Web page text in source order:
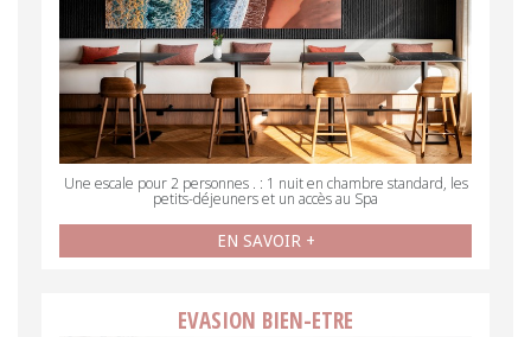
Une escale pour 2 personnes . : 1 nuit en chambre standard, les
petits-déjeuners et un accès au Spa
EN SAVOIR +
EVASION BIEN-ETRE